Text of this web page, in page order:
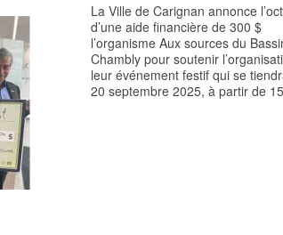
La Ville de Carignan annonce
d’une aide financière de 300 $
l’organisme Aux sources du
Chambly pour soutenir
leur événement festif qui se
20 septembre 2025, à partir de